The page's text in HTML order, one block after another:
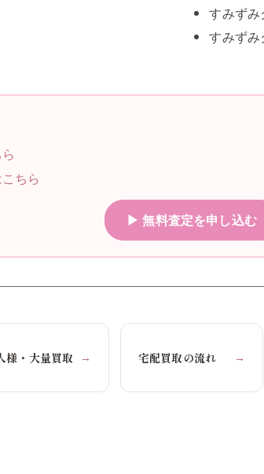
すみずみ
すみず
ちら
▶ 無料査定を申し込む
様・大量買取 → 宅配買取の流れ →